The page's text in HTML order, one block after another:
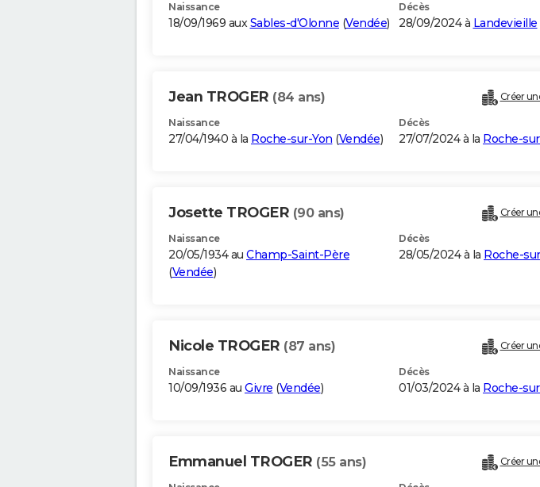
Naissance
18/09/1969 auxSables-d'Olonne (Vendée)
Décès
28/09/2024 à Landevieille
Jean TROGER (84 ans) Créer
Naissance
27/04/1940 à la Roche-sur-Yon (Vendée)
Décès
27/07/2024 à la Roche-
Josette TROGER (90 ans) Créer
Naissance
20/05/1934 au Champ-Saint-Père
(Vendée)
Décès
28/05/2024 à la Roche-
Nicole TROGER (87 ans) Créer
Naissance
10/09/1936 au Givre (Vendée)
Décès
01/03/2024 à la Roche-
Emmanuel TROGER (55 ans) Créer